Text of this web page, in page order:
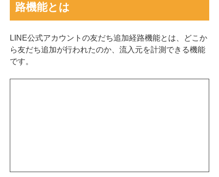
路機能とは
LINE公式アカウントの友だち追加経路機能とは、どこか
ら友だち追加が行われたのか、流入元を計測できる機能
です。